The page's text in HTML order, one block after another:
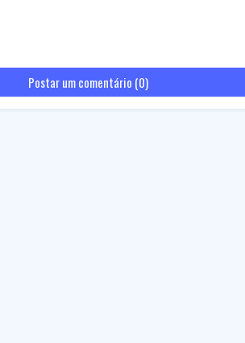
Postar um comentário (0)